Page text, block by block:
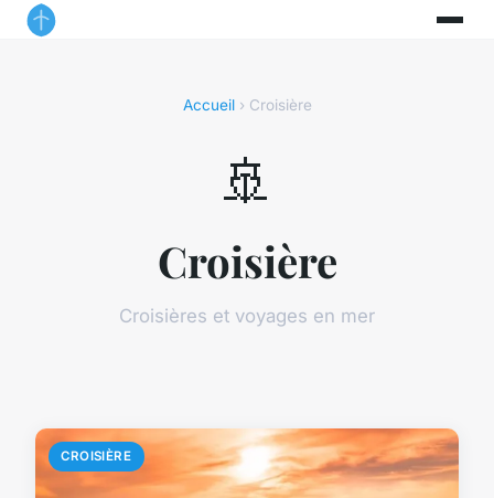
Accueil› Croisière
🚢
Croisière
Croisières et voyages en mer
CROISIÈRE